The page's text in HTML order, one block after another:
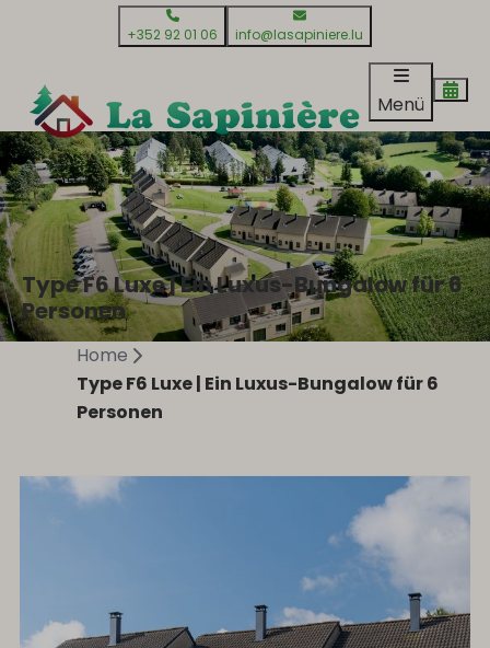
+352 92 01 06 info@lasapiniere.lu
Menü
Type F6 Luxe | Ein Luxus-Bungalow für 6
Personen
Home
Type F6 Luxe | Ein Luxus-Bungalow für 6
Personen